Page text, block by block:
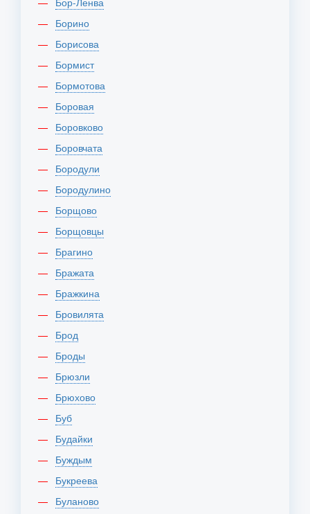
Борино
Борисова
Бормист
Бормотова
Боровая
Боровково
Боровчата
Бородули
Бородулино
Борщово
Борщовцы
Брагино
Бражата
Бражкина
Бровилята
Брод
Броды
Брюзли
Брюхово
Буб
Будайки
Буждым
Букреева
Буланово